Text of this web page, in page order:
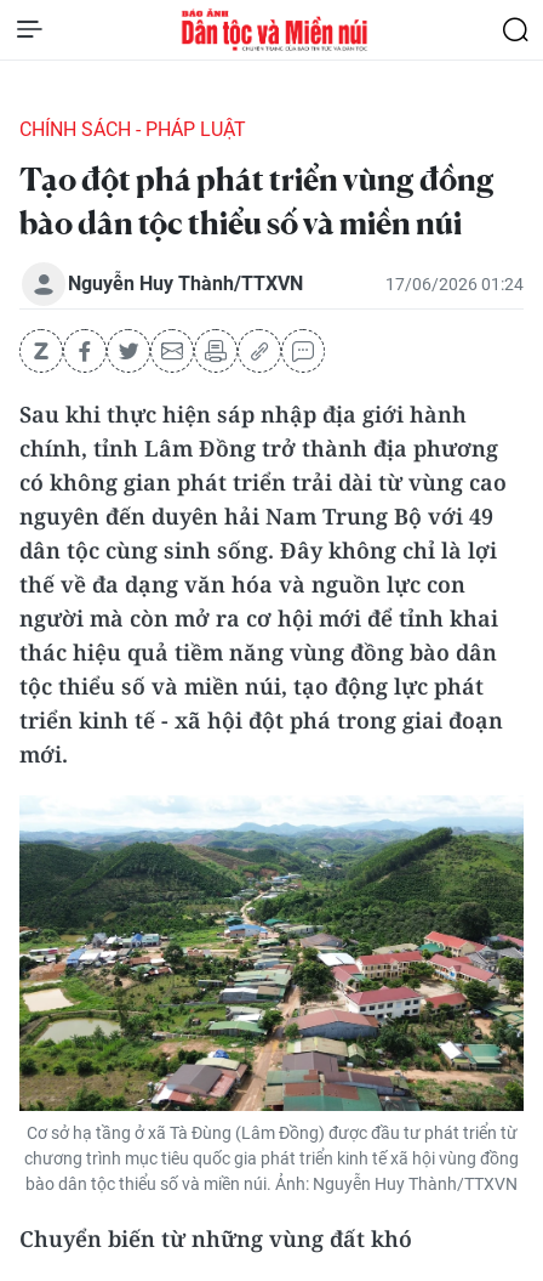
CHÍNH SÁCH - PHÁP LUẬT
Tạo đột phá phát triển vùng đồng
bào dân tộc thiểu số và miền núi
Nguyễn Huy Thành/TTXVN 17/06/2026 01:24
Sau khi thực hiện sáp nhập địa giới hành
chính, tỉnh Lâm Đồng trở thành địa phương
có không gian phát triển trải dài từ vùng cao
nguyên đến duyên hải Nam Trung Bộ với 49
dân tộc cùng sinh sống. Đây không chỉ là lợi
thế về đa dạng văn hóa và nguồn lực con
người mà còn mở ra cơ hội mới để tỉnh khai
thác hiệu quả tiềm năng vùng đồng bào dân
tộc thiểu số và miền núi, tạo động lực phát
triển kinh tế - xã hội đột phá trong giai đoạn
mới.
Cơ sở hạ tầng ở xã Tà Đùng (Lâm Đồng) được đầu tư phát triển từ
chương trình mục tiêu quốc gia phát triển kinh tế xã hội vùng đồng
bào dân tộc thiểu số và miền núi. Ảnh: Nguyễn Huy Thành/TTXVN
Chuyển biến từ những vùng đất khó